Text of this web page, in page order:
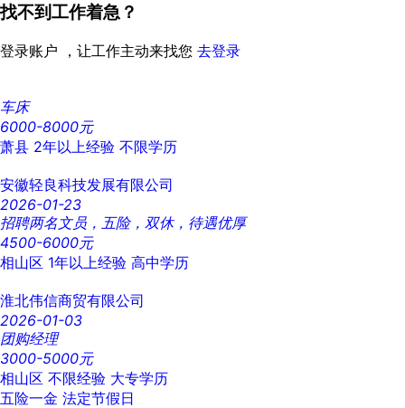
找不到工作着急？
登录账户 ，让工作主动来找您 去登录
车床
6000-8000元
萧县 2年以上经验 不限学历
安徽轻良科技发展有限公司
2026-01-23
招聘两名文员，五险，双休，待遇优厚
4500-6000元
相山区 1年以上经验 高中学历
淮北伟信商贸有限公司
2026-01-03
团购经理
3000-5000元
相山区 不限经验 大专学历
五险一金 法定节假日